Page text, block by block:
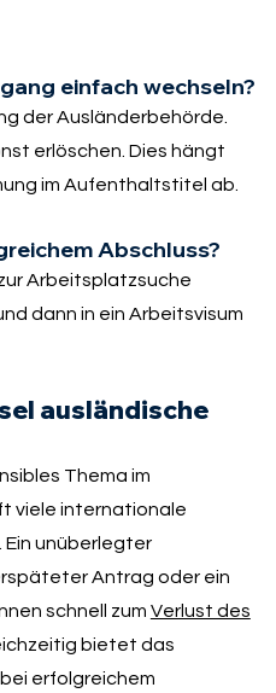
einfach wechseln?
der Ausländerbehörde.
erlöschen. Dies hängt
im Aufenthaltstitel ab.
Abschluss?
Arbeitsplatzsuche
dann in ein Arbeitsvisum
ausländische
Thema im
viele internationale
unüberlegter
Antrag oder ein
schnell zum Verlust des
bietet das
erfolgreichem